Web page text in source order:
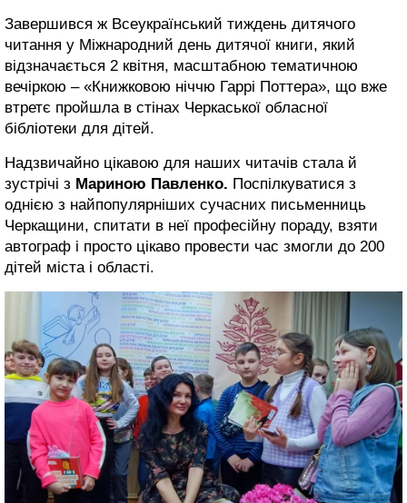
Завершився ж Всеукраїнський тиждень дитячого
читання у Міжнародний день дитячої книги, який
відзначається 2 квітня, масштабною тематичною
вечіркою – «Книжковою ніччю Гаррі Поттера», що вже
втретє пройшла в стінах Черкаської обласної
бібліотеки для дітей.
Надзвичайно цікавою для наших читачів стала й
зустрічі з Мариною Павленко. Поспілкуватися з
однією з найпопулярніших сучасних письменниць
Черкащини, спитати в неї професійну пораду, взяти
автограф і просто цікаво провести час змогли до 200
дітей міста і області.